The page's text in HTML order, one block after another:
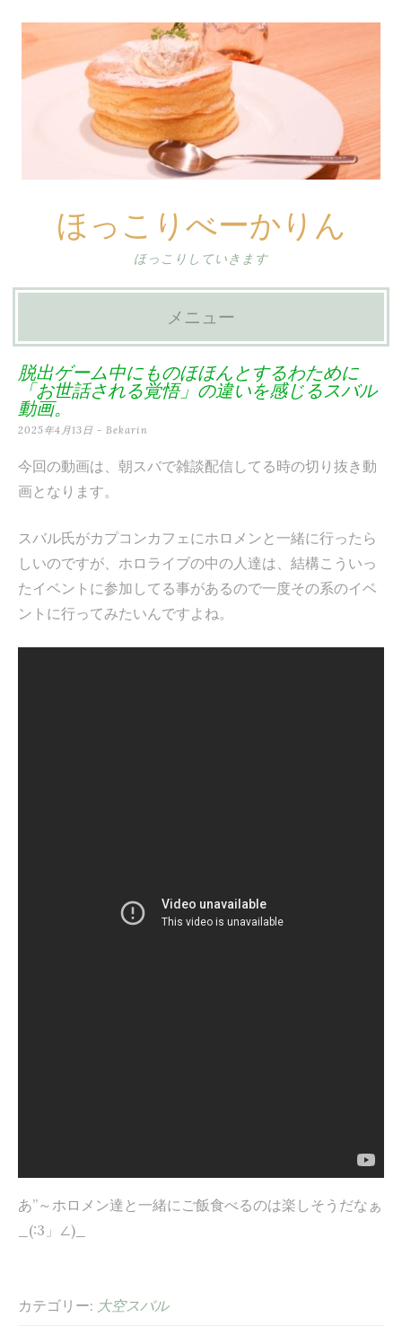
ほっこりべーかりん
ほっこりしていきます
メニュー
ン
テ
ツ
ス
キ
ッ
脱出ゲーム中にものほほんとするわために
「お世話される覚悟」の違いを感じるスバル
動画。
2025年4月13日 - Bekarin
今回の動画は、朝スバで雑談配信してる時の切り抜き動
画となります。
スバル氏がカプコンカフェにホロメンと一緒に行ったら
しいのですが、ホロライブの中の人達は、結構こういっ
たイベントに参加してる事があるので一度その系のイベ
ントに行ってみたいんですよね。
あ”～ホロメン達と一緒にご飯食べるのは楽しそうだなぁ
_(:3」∠)_
カテゴリー: 大空スバル